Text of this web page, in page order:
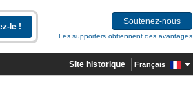
Soutenez-nous
Les supporters obtiennent des avantages
Site historique Français